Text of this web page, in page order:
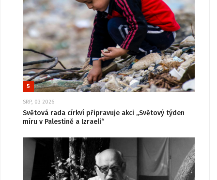
5
SRP, 03 2026
Světová rada církví připravuje akci „Světový týden
míru v Palestině a Izraeli“